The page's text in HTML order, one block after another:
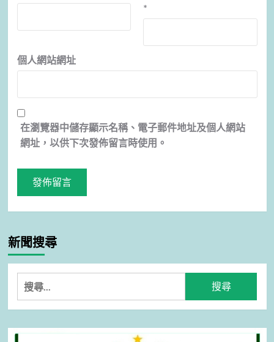
*
個人網站網址
在瀏覽器中儲存顯示名稱、電子郵件地址及個人網站
網址，以供下次發佈留言時使用。
新聞搜尋
搜
尋
關
鍵